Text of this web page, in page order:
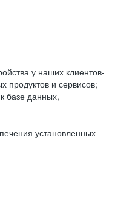
у наших клиентов-
продуктов и сервисов;
базе данных,
установленных